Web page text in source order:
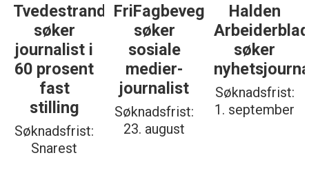
Tvedestrandsposten
søker
journalist i
60 prosent
fast
stilling
Søknadsfrist:
Snarest
FriFagbevegelse
søker
sosiale
medier-
journalist
Søknadsfrist:
23. august
Halden
Arbeiderblad
søker
Søknadsfrist:
1. september